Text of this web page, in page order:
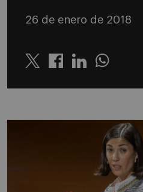
26 de enero de 2018
Twitter LinkedinWhatsapp